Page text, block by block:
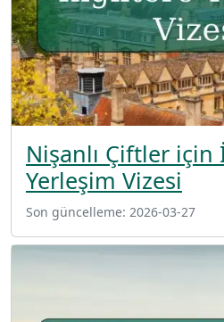
Nişanlı Çiftler
Yerleşim Vizesi
Son güncelleme: 2026-03-27